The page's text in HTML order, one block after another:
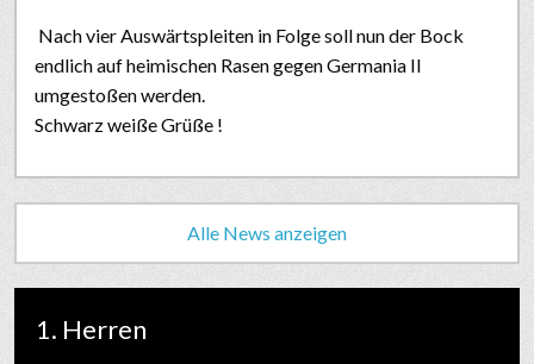
Nach vier Auswärtspleiten in Folge soll nun der Bock
endlich auf heimischen Rasen gegen Germania II
umgestoßen werden.
Schwarz weiße Grüße !
Alle News anzeigen
1. Herren